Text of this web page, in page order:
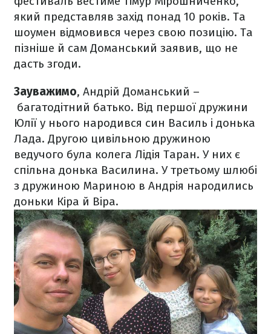
який представляв захід понад 10 років. Та
шоумен відмовився через свою позицію. Та
пізніше й сам Доманський заявив, що не
дасть згоди.
Зауважимо, Андрій Доманський –
багатодітний батько. Від першої дружини
Юлії у нього народився син Василь і донька
Лада. Другою цивільною дружиною
ведучого була колега Лідія Таран. У них є
спільна донька Василина. У третьому шлюбі
з дружиною Мариною в Андрія народились
доньки Кіра й Віра.